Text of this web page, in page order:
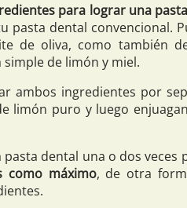
para lograr una
pasta dental convencional.
de oliva, como también
de limón y miel.
ambos ingredientes por
limón puro y luego
pasta dental una o dos veces
como máximo, de otra